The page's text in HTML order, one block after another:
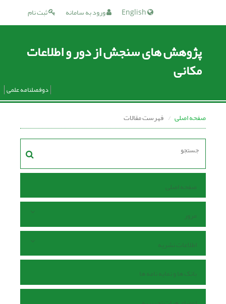
ثبت نام ورود به سامانه
پژوهش های سنجش از دور و اطلاعات
مکانی
دوفصلنامه علمی
صفحه اصلی فهرست مقالات
صفحه اصلی
مرور
اطلاعات نشریه
بانک ها و نمایه نامه ها